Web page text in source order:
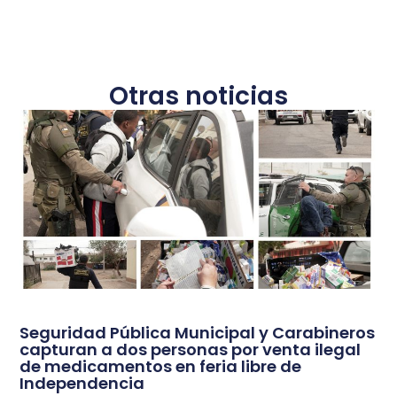
Otras noticias
Seguridad Pública Municipal y Carabineros
capturan a dos personas por venta ilegal
de medicamentos en feria libre de
Independencia